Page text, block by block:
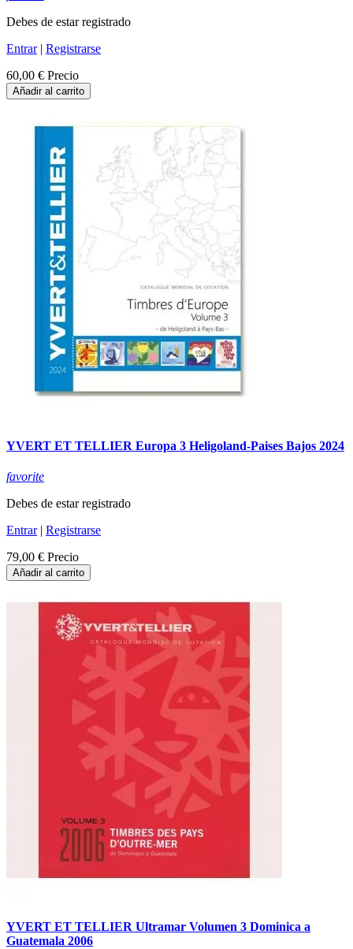
Debes de estar registrado
Entrar| Registrarse
60,00 € Precio
Añadir al carrito
YVERT ET TELLIER Europa 3 Heligoland-Paises Bajos 2024
favorite
Debes de estar registrado
Entrar| Registrarse
79,00 € Precio
Añadir al carrito
YVERT ET TELLIER Ultramar Volumen 3 Dominica a
Guatemala 2006